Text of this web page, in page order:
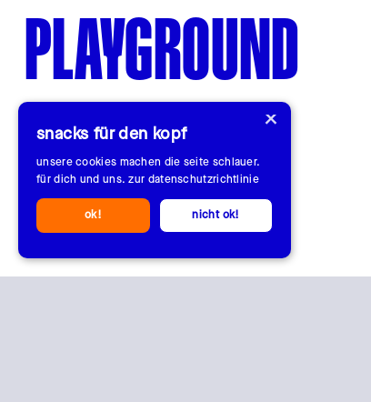
PLAYGROUND
×
snacks für den kopf
unsere cookies machen die seite schlauer.
für dich und uns.zur datenschutzrichtlinie
ok! nicht ok!